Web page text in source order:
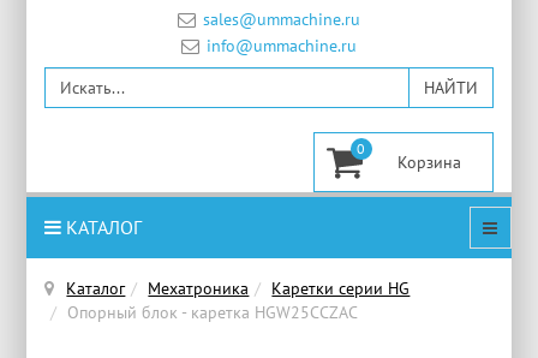
sales@ummachine.ru
info@ummachine.ru
0
КАТАЛОГ
Каталог Мехатроника
Каретки серии HG
Опорный блок - каретка HGW25CCZAC